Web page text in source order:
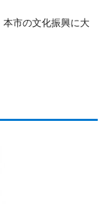
市の文化振興に大